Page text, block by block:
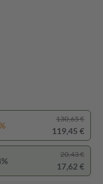
130,65 €
119,45 €
20,43 €
17,62 €